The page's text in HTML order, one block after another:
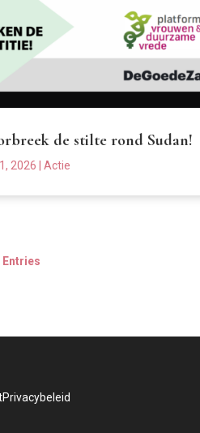
de stilte rond Sudan!
2026 |Actie
Entries
Privacybeleid